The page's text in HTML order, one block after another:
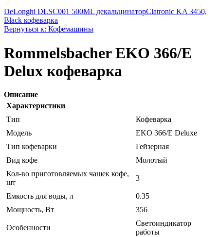
DeLonghi DLSC001 500ML декальцинаторClatronic KA 3450,
Black кофеварка
Вернуться к: Кофемашины
Rommelsbacher EKO 366/E
Delux кофеварка
Описание
Характеристики
Тип
Кофеварка
Модель
EKO 366/E Deluxe
Тип кофеварки
Гейзерная
Вид кофе
Молотый
Кол-во приготовляемых чашек кофе,
шт
3
Емкость для воды, л
0.35
Мощность, Вт
356
Особенности
Светоиндикатор
работы